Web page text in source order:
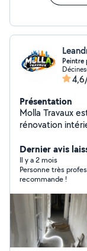
Peintre
Présentation
Molla Travaux
rénovation
réalisons vos
plafonds,
joint, ratissage,
parquet,
portes, finitions et bien
notre savoir-
plateforme
permettant
instantané,
Dernier avis
Il y a 2 mois
Personne très
recommande !